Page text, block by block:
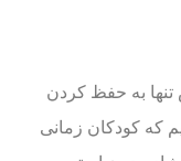
به حفظ کردن
که کودکان زمانی